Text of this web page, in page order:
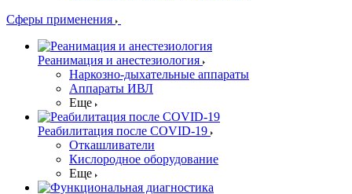
Сферы применения
Реанимация и анестезиология
Наркозно-дыхательные аппараты
Аппараты ИВЛ
Еще
Реабилитация после COVID-19
Откашливатели
Кислородное оборудование
Еще